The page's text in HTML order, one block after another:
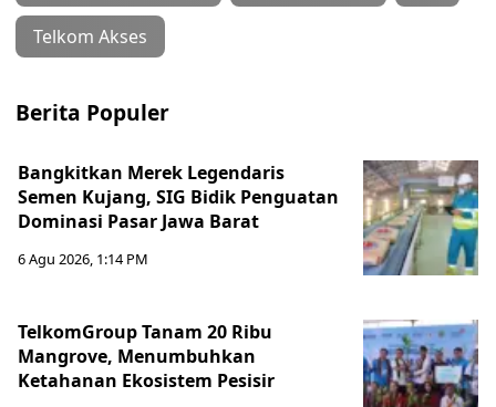
Telkom Akses
Berita Populer
Bangkitkan Merek Legendaris
Semen Kujang, SIG Bidik Penguatan
Dominasi Pasar Jawa Barat
6 Agu 2026, 1:14 PM
TelkomGroup Tanam 20 Ribu
Mangrove, Menumbuhkan
Ketahanan Ekosistem Pesisir